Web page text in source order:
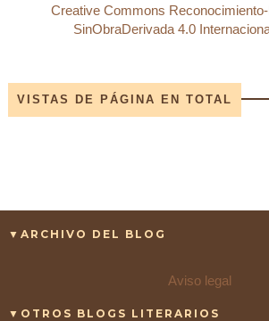
Creative Commons
SinObraDerivada 4.0
VISTAS DE PÁGINA EN TOTAL
▼ARCHIVO DEL BLOG
Aviso legal
▼OTROS BLOGS LITERARIOS